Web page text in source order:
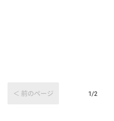
＜ 前のページ 1/2